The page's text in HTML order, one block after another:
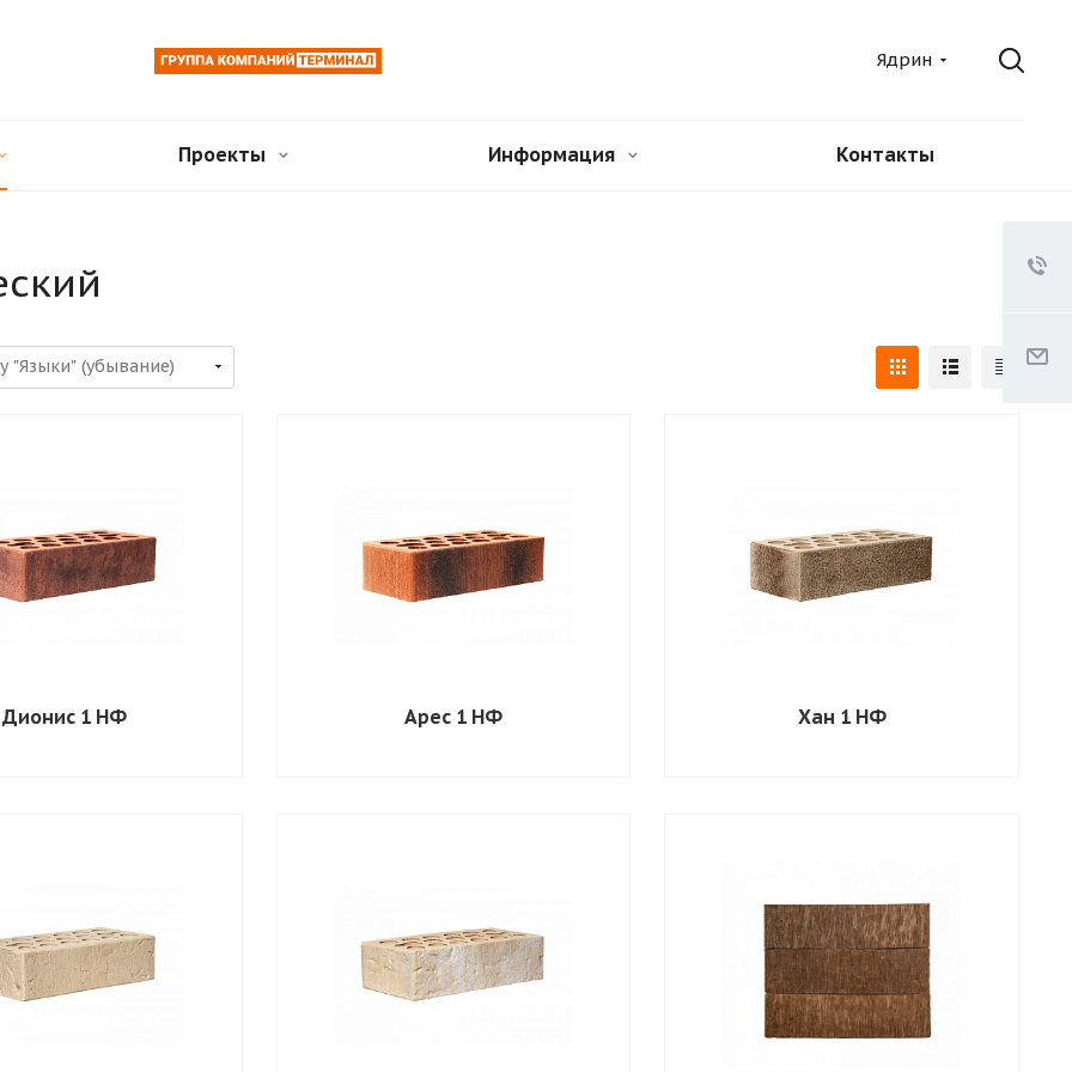
Ядрин
Проекты Информация Контакты
Дионис 1 НФ Арес 1 НФ Хан 1 НФ